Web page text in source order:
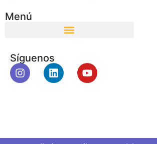
Menú
Síguenos